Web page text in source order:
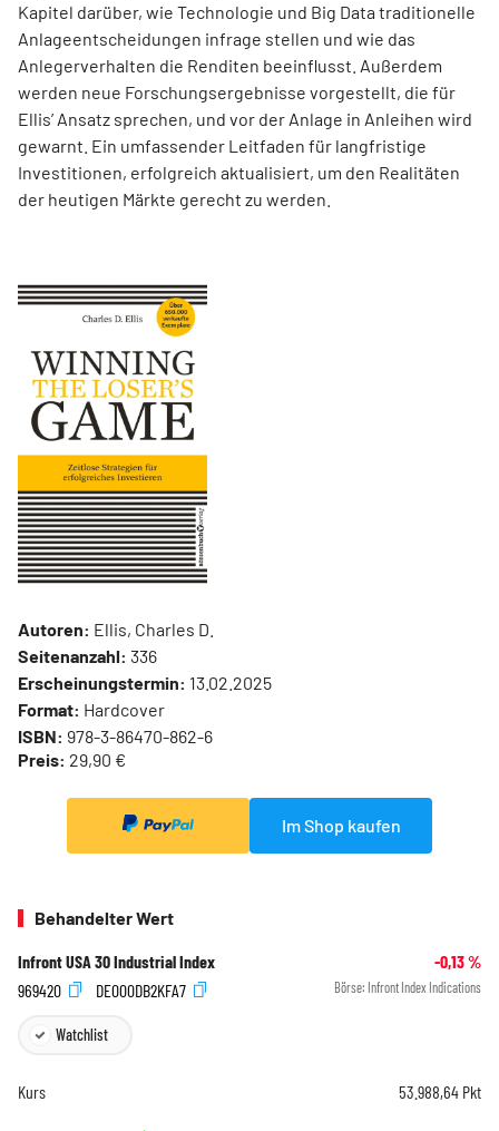
Kapitel darüber, wie Technologie und Big Data traditionelle
Anlageentscheidungen infrage stellen und wie das
Anlegerverhalten die Renditen beeinflusst. Außerdem
werden neue Forschungsergebnisse vorgestellt, die für
Ellis’ Ansatz sprechen, und vor der Anlage in Anleihen wird
gewarnt. Ein umfassender Leitfaden für langfristige
Investitionen, erfolgreich aktualisiert, um den Realitäten
der heutigen Märkte gerecht zu werden.
Autoren: Ellis, Charles D.
Seitenanzahl: 336
Erscheinungstermin: 13.02.2025
Format: Hardcover
ISBN: 978-3-86470-862-6
Preis: 29,90 €
Im Shop kaufen
Behandelter Wert
Infront USA 30 Industrial Index -0,13%
969420
DE000DB2KFA7 Börse: Infront Index Indications
Watchlist
Kurs 53.988,64 Pkt